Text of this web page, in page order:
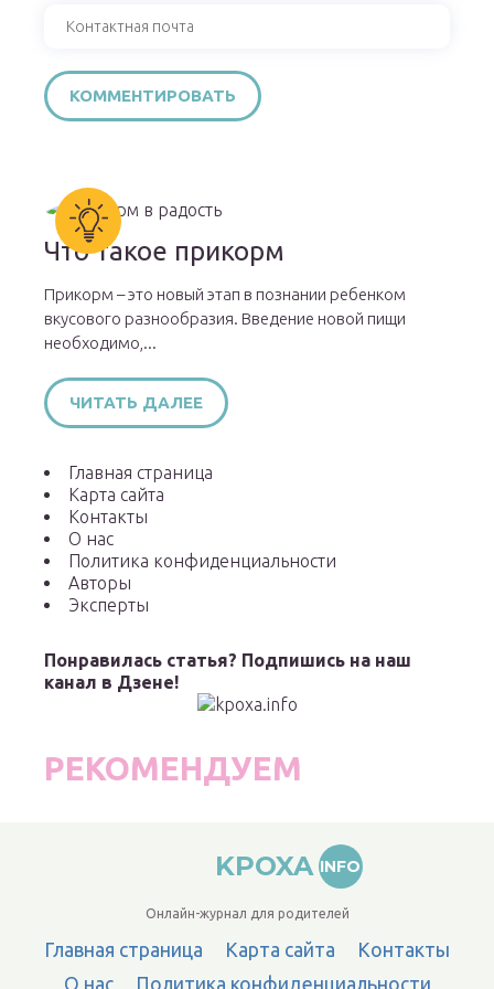
Что такое прикорм
Прикорм – это новый этап в познании ребенком
вкусового разнообразия. Введение новой пищи
необходимо,...
ЧИТАТЬ ДАЛЕЕ
Главная страница
Карта сайта
Контакты
О нас
Политика конфиденциальности
Авторы
Эксперты
Понравилась статья? Подпишись на наш
канал в Дзене!
РЕКОМЕНДУЕМ
KPOXA INFO
Онлайн-журнал для родителей
Главная страница Карта сайта
Контакты
О нас
Политика конфиденциальности